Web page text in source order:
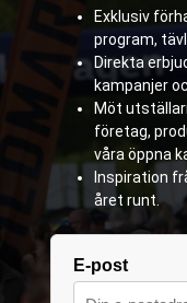
E-post
Exklusiv
program,
Direkta
kampanjer
Möt
företag,
våra öppna
Inspiration
året runt.